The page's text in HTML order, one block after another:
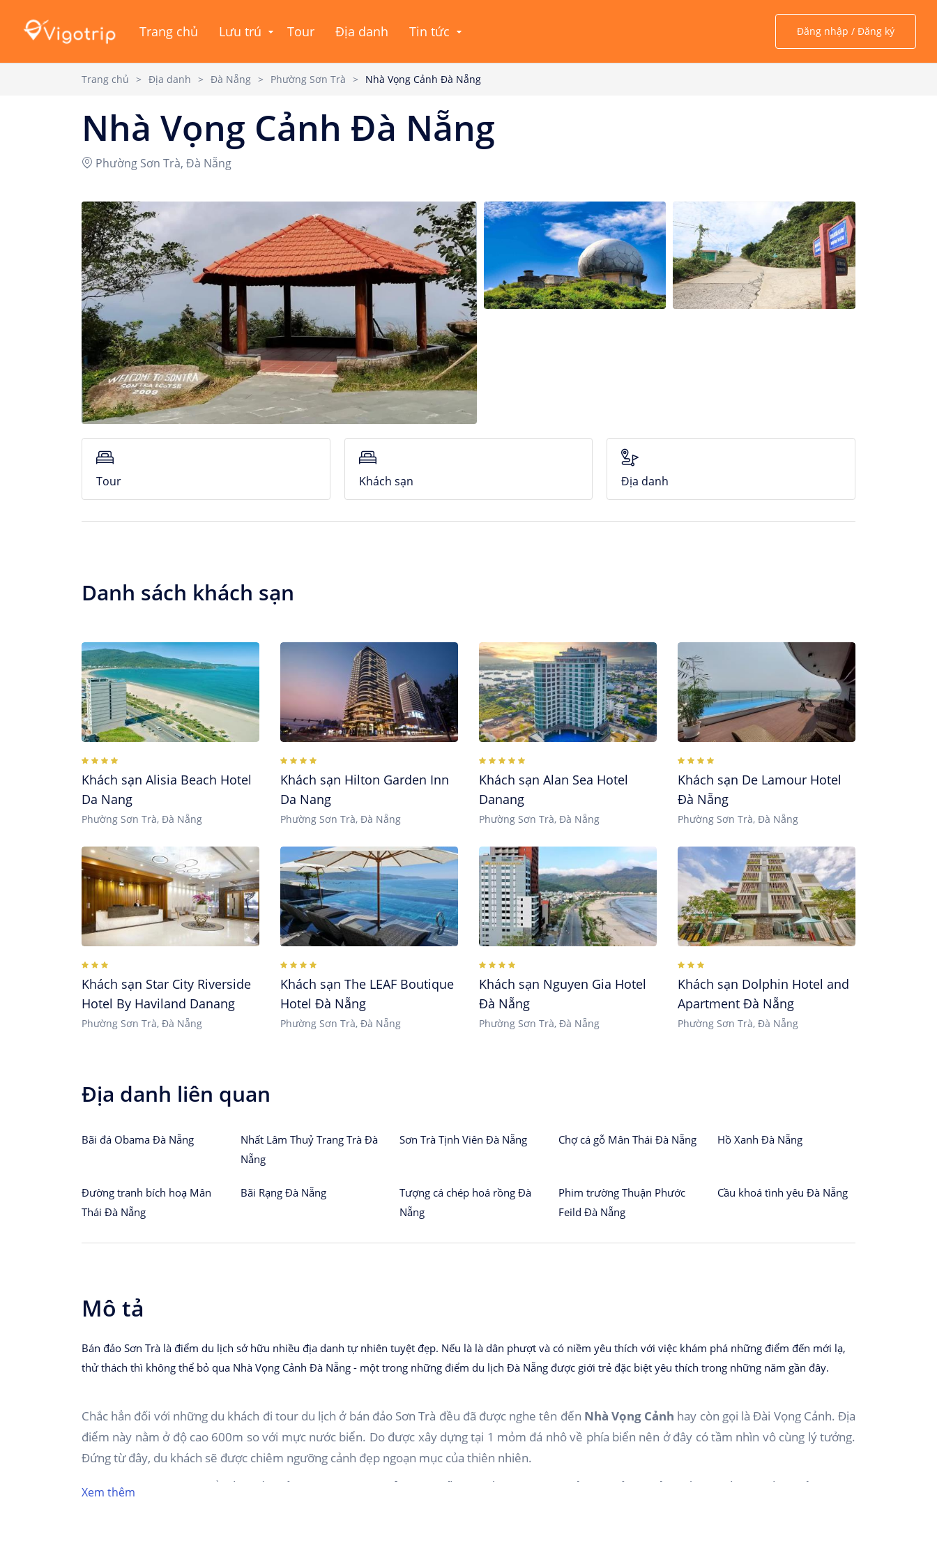
Trang chủ Lưu trú Tour Địa danh Tin tức Đăng nhập / Đăng ký
Trang chủ > Địa danh > Đà Nẵng > Phường Sơn Trà > Nhà Vọng Cảnh Đà Nẵng
Nhà Vọng Cảnh Đà Nẵng
Phường Sơn Trà, Đà Nẵng
Tour Khách sạn Địa danh
Danh sách khách sạn
Khách sạn Alisia Beach Hotel
Da Nang
Phường Sơn Trà, Đà Nẵng
Khách sạn Hilton Garden Inn
Da Nang
Phường Sơn Trà, Đà Nẵng
Khách sạn Alan Sea Hotel
Danang
Phường Sơn Trà, Đà Nẵng
Khách sạn De Lamour Hotel
Đà Nẵng
Phường Sơn Trà, Đà Nẵng
Khách sạn Star City Riverside
Hotel By Haviland Danang
Phường Sơn Trà, Đà Nẵng
Khách sạn The LEAF Boutique
Hotel Đà Nẵng
Phường Sơn Trà, Đà Nẵng
Khách sạn Nguyen Gia Hotel
Đà Nẵng
Phường Sơn Trà, Đà Nẵng
Khách sạn Dolphin Hotel and
Apartment Đà Nẵng
Phường Sơn Trà, Đà Nẵng
Địa danh liên quan
Bãi đá Obama Đà Nẵng
Nhất Lâm Thuỷ Trang Trà Đà
Nẵng
Sơn Trà Tịnh Viên Đà Nẵng Chợ cá gỗ Mân Thái Đà Nẵng Hồ Xanh Đà Nẵng
Đường tranh bích hoạ Mân
Thái Đà Nẵng
Bãi Rạng Đà Nẵng
Tượng cá chép hoá rồng Đà
Nẵng
Phim trường Thuận Phước
Feild Đà Nẵng
Cầu khoá tình yêu Đà Nẵng
Mô tả
Bán đảo Sơn Trà là điểm du lịch sở hữu nhiều địa danh tự nhiên tuyệt đẹp. Nếu là là dân phượt và có niềm yêu thích với việc khám phá những điểm đến mới lạ,
thử thách thì không thể bỏ qua Nhà Vọng Cảnh Đà Nẵng - một trong những điểm du lịch Đà Nẵng được giới trẻ đặc biệt yêu thích trong những năm gần đây.
Chắc hẳn đối với những du khách đi tour du lịch ở bán đảo Sơn Trà đều đã được nghe tên đến Nhà Vọng Cảnh hay còn gọi là Đài Vọng Cảnh. Địa
điểm này nằm ở độ cao 600m so với mực nước biển. Do được xây dựng tại 1 mỏm đá nhô về phía biển nên ở đây có tầm nhìn vô cùng lý tưởng.
Đứng từ đây, du khách sẽ được chiêm ngưỡng cảnh đẹp ngoạn mục của thiên nhiên.
Việc chọn lựa thời gian để đến ngắm cảnh tại
Nhà Vọng Cảnh Đà Nẵng
là rất quan trọng. Bởi nó sẽ ảnh hưởng rất lớn đến chuyến đi của bạn có
Xem thêm